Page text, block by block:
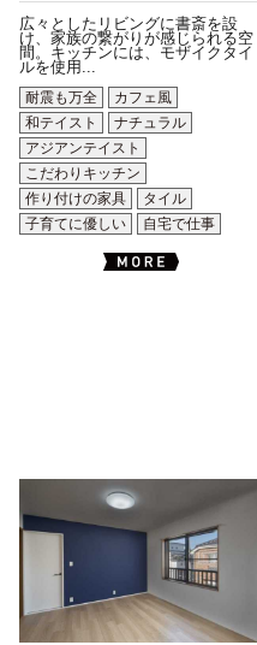
広々としたリビングに書斎を設
け、家族の繋がりが感じられる空
間。キッチンには、モザイクタイ
ルを使用...
耐震も万全
カフェ風
和テイスト
ナチュラル
アジアンテイスト
こだわりキッチン
作り付けの家具
タイル
子育てに優しい
自宅で仕事